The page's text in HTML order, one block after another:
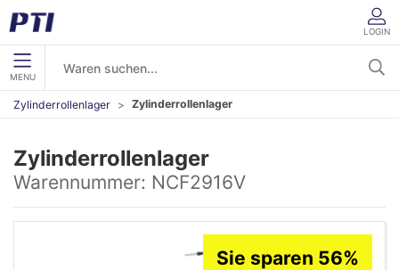
LOGIN
MENU
Zylinderrollenlager Zylinderrollenlager
Zylinderrollenlager
Warennummer: NCF2916V
Sie sparen 56%